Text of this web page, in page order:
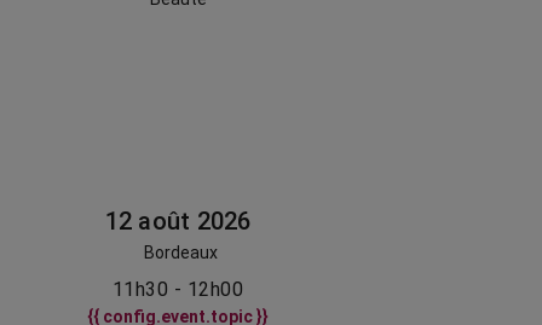
12 août 2026
Bordeaux
11h30 - 12h00
{{ config.event.topic }}